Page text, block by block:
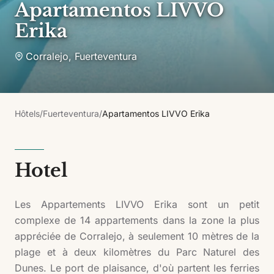
Apartamentos LIVVO
Erika
Corralejo, Fuerteventura
Hôtels/Fuerteventura/Apartamentos LIVVO Erika
Hotel
Les Appartements LIVVO Erika sont un petit
complexe de 14 appartements dans la zone la plus
appréciée de Corralejo, à seulement 10 mètres de la
plage et à deux kilomètres du Parc Naturel des
Dunes. Le port de plaisance, d'où partent les ferries